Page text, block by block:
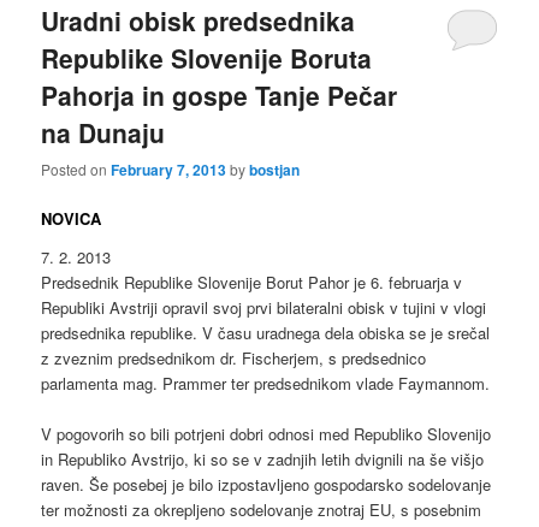
Uradni obisk predsednika
Republike Slovenije Boruta
Pahorja in gospe Tanje Pečar
na Dunaju
Posted onFebruary 7, 2013bybostjan
NOVICA
7. 2. 2013
Predsednik Republike Slovenije Borut Pahor je 6. februarja v
Republiki Avstriji opravil svoj prvi bilateralni obisk v tujini v vlogi
predsednika republike. V času uradnega dela obiska se je srečal
z zveznim predsednikom dr. Fischerjem, s predsednico
parlamenta mag. Prammer ter predsednikom vlade Faymannom.
V pogovorih so bili potrjeni dobri odnosi med Republiko Slovenijo
in Republiko Avstrijo, ki so se v zadnjih letih dvignili na še višjo
raven. Še posebej je bilo izpostavljeno gospodarsko sodelovanje
ter možnosti za okrepljeno sodelovanje znotraj EU, s posebnim